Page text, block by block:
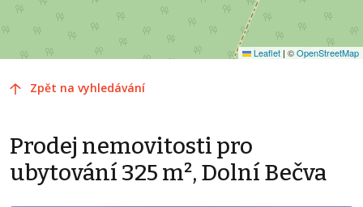
Leaflet | ©OpenStreetMap
Zpět na vyhledávání
Prodej nemovitosti pro
ubytování 325 m², Dolní Bečva